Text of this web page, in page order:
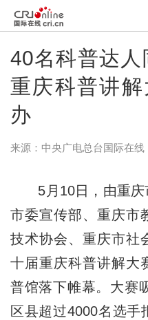
40名科普达
重庆科普讲
办
来源：中央广电总台国际在线
5月10日，由重庆
市委宣传部、重庆市
技术协会、重庆市社
十届重庆科普讲解大
普馆落下帷幕。大赛
区县超过4000名选手